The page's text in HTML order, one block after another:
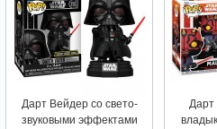
Дарт Вейдер со свето-
звуковыми эффектами